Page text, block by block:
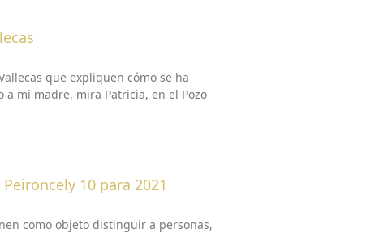
que expliquen cómo se ha
a mi madre, mira Patricia, en el Pozo
10 para 2021
como objeto distinguir a personas,